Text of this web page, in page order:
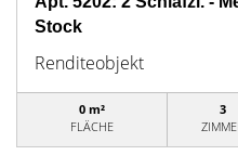
Stock
Renditeobjekt
0 m²
FLÄCHE
3